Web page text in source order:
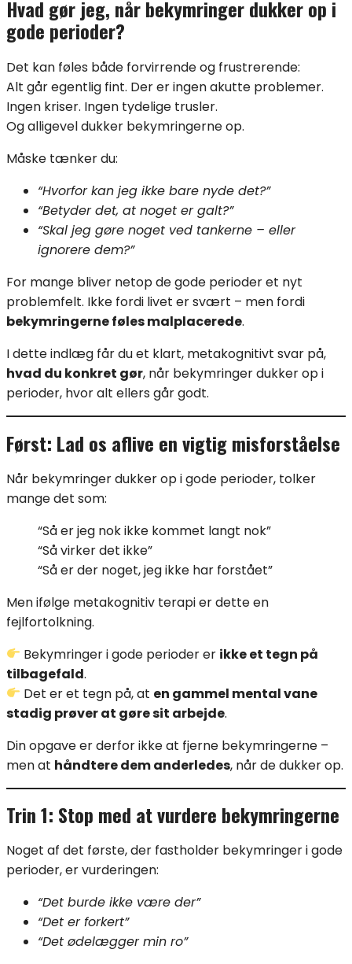
Hvad gør jeg, når bekymringer dukker op i
gode perioder?
Det kan føles både forvirrende og frustrerende:
Alt går egentlig fint. Der er ingen akutte problemer.
Ingen kriser. Ingen tydelige trusler.
Og alligevel dukker bekymringerne op.
Måske tænker du:
“Hvorfor kan jeg ikke bare nyde det?”
“Betyder det, at noget er galt?”
“Skal jeg gøre noget ved tankerne – eller
ignorere dem?”
For mange bliver netop de gode perioder et nyt
problemfelt. Ikke fordi livet er svært – men fordi
bekymringerne føles malplacerede.
I dette indlæg får du et klart, metakognitivt svar på,
hvad du konkret gør, når bekymringer dukker op i
perioder, hvor alt ellers går godt.
Først: Lad os aflive en vigtig misforståelse
Når bekymringer dukker op i gode perioder, tolker
mange det som:
“Så er jeg nok ikke kommet langt nok”
“Så virker det ikke”
“Så er der noget, jeg ikke har forstået”
Men ifølge metakognitiv terapi er dette en
fejlfortolkning.
Bekymringer i gode perioder er ikke et tegn på
tilbagefald.
Det er et tegn på, at en gammel mental vane
stadig prøver at gøre sit arbejde.
Din opgave er derfor ikke at fjerne bekymringerne –
men at håndtere dem anderledes, når de dukker op.
Trin 1: Stop med at vurdere bekymringerne
Noget af det første, der fastholder bekymringer i gode
perioder, er vurderingen:
“Det burde ikke være der”
“Det er forkert”
“Det ødelægger min ro”